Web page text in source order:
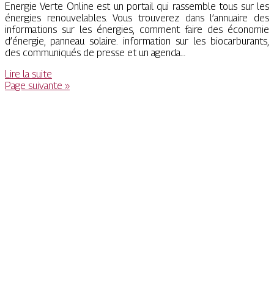
Energie Verte Online est un portail qui rassemble tous sur les
énergies renouvelables. Vous trouverez dans l’annuaire des
informations sur les énergies, comment faire des économie
d’énergie, panneau solaire. information sur les biocarburants,
des communiqués de presse et un agenda…
Lire la suite
Page suivante »